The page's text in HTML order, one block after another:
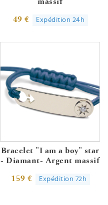
49 € Expédition 24h
Bracelet "I am a boy" star
- Diamant- Argent massif
159 € Expédition 72h